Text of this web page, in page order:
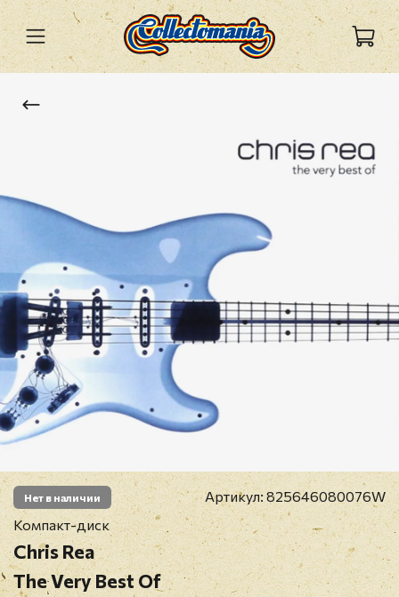
Нет в наличии Артикул: 825646080076W
Компакт-диск
Chris Rea
The Very Best Of